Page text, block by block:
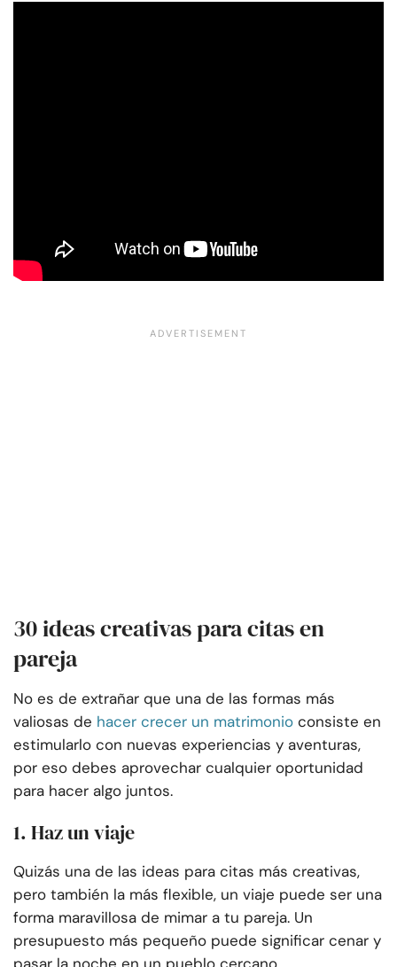
30 ideas creativas para citas en
pareja
No es de extrañar que una de las formas más
valiosas de hacer crecer un matrimonio consiste en
estimularlo con nuevas experiencias y aventuras,
por eso debes aprovechar cualquier oportunidad
para hacer algo juntos.
1. Haz un viaje
Quizás una de las ideas para citas más creativas,
pero también la más flexible, un viaje puede ser una
forma maravillosa de mimar a tu pareja. Un
presupuesto más pequeño puede significar cenar y